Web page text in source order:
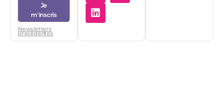
Je
m'inscris
Newsletters
précédentes